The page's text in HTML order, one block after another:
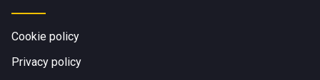
Cookie policy
Privacy policy